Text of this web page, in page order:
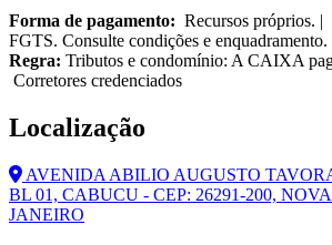
Forma de pagamento: Recursos próprios.
FGTS. Consulte condições e enquadramento.
Regra: Tributos e condomínio: A CAIXA
Corretores credenciados
Localização
AVENIDA ABILIO AUGUSTO
BL 01, CABUCU - CEP: 26291-200,
JANEIRO